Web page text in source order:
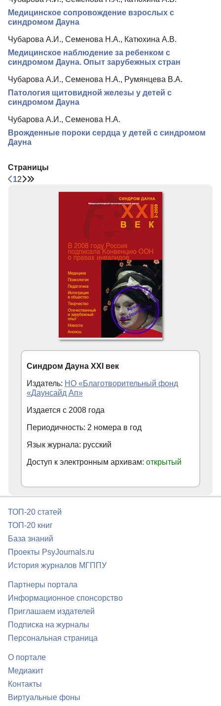
Медицинское сопровождение взрослых с
синдромом Дауна
Чубарова А.И., Семенова Н.А., Катюхина А.В.
Медицинское наблюдение за ребенком с
синдромом Дауна. Опыт зарубежных стран
Чубарова А.И., Семенова Н.А., Румянцева В.А.
Патология щитовидной железы у детей с
синдромом Дауна
Чубарова А.И., Семенова Н.А.
Врожденные пороки сердца у детей с синдромом
Дауна
Страницы
12
Синдром Дауна XXI век
Издатель: НО «Благотворительный фонд
«Даунсайд Ап»
Издается с 2008 года
Периодичность: 2 номера в год
Язык журнала: русский
Доступ к электронным архивам: открытый
ТОП-20 статей
ТОП-20 книг
База знаний
Проекты PsyJournals.ru
История журналов МГППУ
Партнеры портала
Информационное спонсорство
Приглашаем издателей
Подписка на журналы
Персональная страница
О портале
Медиакит
Контакты
Виртуальные фоны